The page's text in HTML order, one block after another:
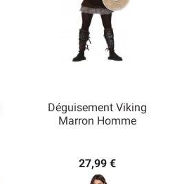
Déguisement Viking
Marron Homme
27,99 €